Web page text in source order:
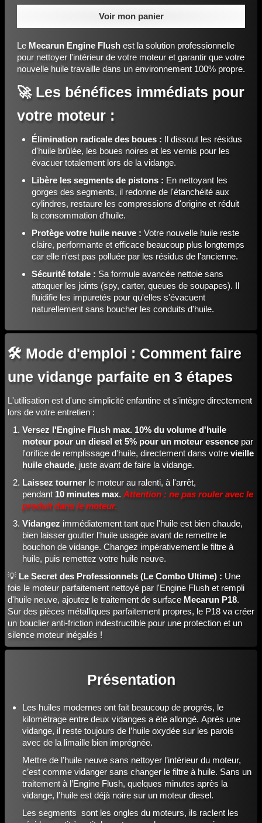
Voir mon panier
Le Mecarun Engine Flush est la solution professionnelle
pour nettoyer l'intérieur de votre moteur et garantir que votre
nouvelle huile travaille dans un environnement 100% propre.
🚀 Les bénéfices immédiats pour
votre moteur :
Élimination radicale des boues : Il dissout les résidus
d'huile brûlée, les boues noires et les vernis pour les
évacuer totalement lors de la vidange.
Libère les segments de pistons : En nettoyant les
gorges des segments, il redonne de l'étanchéité aux
cylindres, restaure les compressions d'origine et réduit
la consommation d'huile.
Protège votre huile neuve : Votre nouvelle huile reste
claire, performante et efficace beaucoup plus longtemps
car elle n'est pas polluée par les résidus de l'ancienne.
Sécurité totale : Sa formule avancée nettoie sans
attaquer les joints (spy, carter, queues de soupapes). Il
fluidifie les impuretés pour qu'elles s'évacuent
naturellement sans boucher les conduits d'huile.
🛠️ Mode d'emploi : Comment faire
une vidange parfaite en 3 étapes
L'utilisation est d'une simplicité enfantine et s'intègre directement
lors de votre entretien :
Versez l'Engine Flush max. 10% du volume d'huile
moteur pour un diesel et 5% pour un moteur essence par
l'orifice de remplissage d'huile, directement dans votre vieille
huile chaude, juste avant de faire la vidange.
Laissez tourner le moteur au ralenti, à l'arrêt,
pendant 10 minutes max. Attention : ne pas rouler avec le
produit dans le moteur.
Vidangez immédiatement tant que l'huile est bien chaude,
bien laisser goutter l'huile usagée avant de remettre le
bouchon de vidange. Changez impérativement le filtre à
huile, puis remettez votre huile neuve.
💡 Le Secret des Professionnels (Le Combo Ultime) : Une
fois le moteur parfaitement nettoyé par l'Engine Flush et rempli
d'huile neuve, ajoutez le traitement de surface Mecarun P18.
Sur des pièces métalliques parfaitement propres, le P18 va créer
un bouclier anti-friction indestructible pour une protection et un
silence moteur inégalés !
Présentation
Les huiles modernes ont fait beaucoup de progrès, le
kilométrage entre deux vidanges a été allongé. Après une
vidange, il reste toujours de l’huile oxydée sur les parois
avec de la limaille bien imprégnée.
Mettre de l’huile neuve sans nettoyer l’intérieur du moteur,
c’est comme vidanger sans changer le filtre à huile. Sans un
traitement à l’Engine Flush, quelques minutes après la
vidange, l’huile est déjà noire sur un moteur diesel.
Les segments sont les ongles du moteurs, ils raclent les